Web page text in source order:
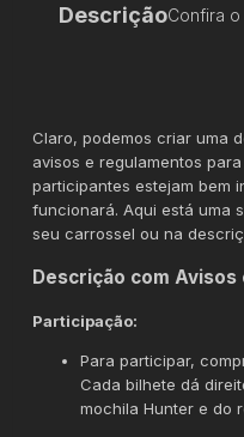
DescriçãoConfira
Claro, podemos criar uma
avisos e regulamentos
participantes estejam bem
funcionará. Aqui está uma
seu carrossel ou na
Descrição com Avisos
Participação:
Para participar,
Cada bilhete dá
mochila Hunter e do